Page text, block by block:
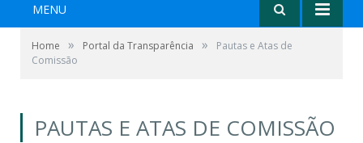
MENU
Home » Portal da Transparência »
Pautas e Atas de
Comissão
PAUTAS E ATAS DE COMISSÃO